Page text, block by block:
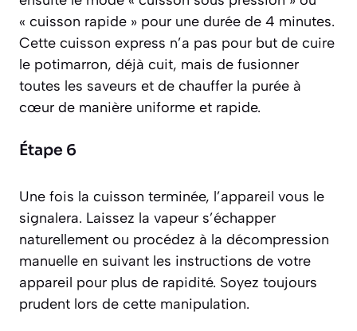
« cuisson rapide » pour une durée de 4 minutes.
Cette cuisson express n’a pas pour but de cuire
le potimarron, déjà cuit, mais de fusionner
toutes les saveurs et de chauffer la purée à
cœur de manière uniforme et rapide.
Étape 6
Une fois la cuisson terminée, l’appareil vous le
signalera. Laissez la vapeur s’échapper
naturellement ou procédez à la décompression
manuelle en suivant les instructions de votre
appareil pour plus de rapidité. Soyez toujours
prudent lors de cette manipulation.